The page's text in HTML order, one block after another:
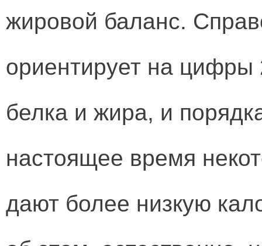
жировой баланс.
ориентирует на цифры
белка и жира, и
настоящее время
дают более низкую